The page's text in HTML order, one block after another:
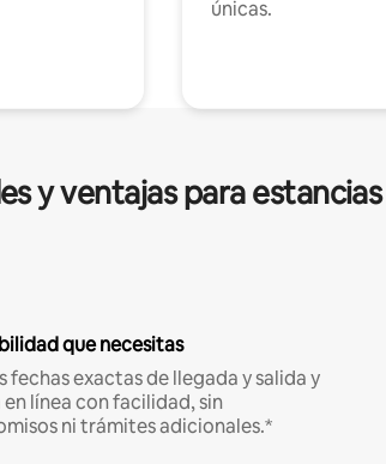
únicas.
y ventajas para
que necesitas
fechas exactas de llegada y salida y
en línea con facilidad, sin
ni trámites adicionales.*